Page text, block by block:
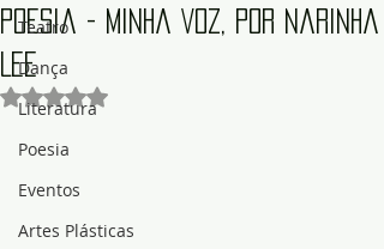
Teatro
Dança
Literatura
Poesia
Eventos
Artes Plásticas
Poesia - Minha Voz, por Narinha
Lee
Avaliado com NaN de 5 estrelas.